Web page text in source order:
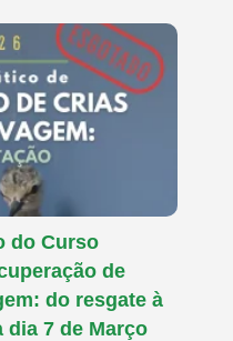
do Curso
de
do resgate à
dia 7 de Março